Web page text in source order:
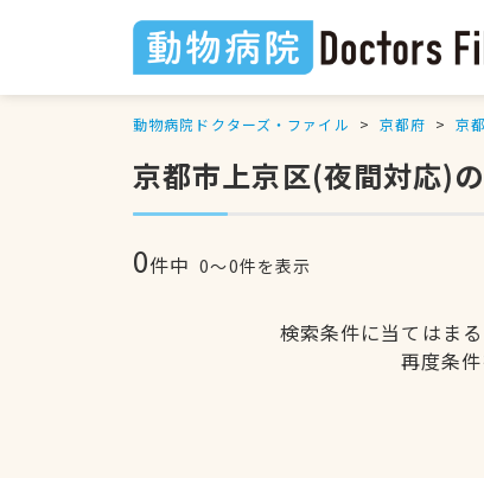
動物病院ドクターズ・ファイル 京都府 京
京都市上京区(夜間対応)
0件中 0〜0件を表示
検索条件に当てはま
再度条